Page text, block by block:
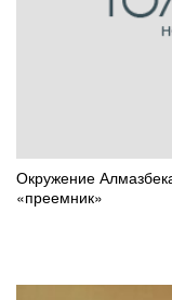
Окружение
«преемник»